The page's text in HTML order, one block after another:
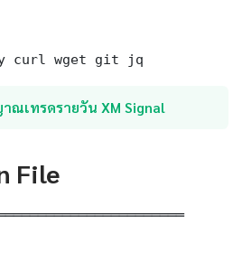
curl wget git jq
ณเทรดรายวัน XM Signal
File